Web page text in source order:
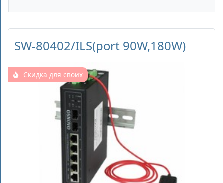
SW-80402/ILS(port 90W,180W)
Скидка для своих